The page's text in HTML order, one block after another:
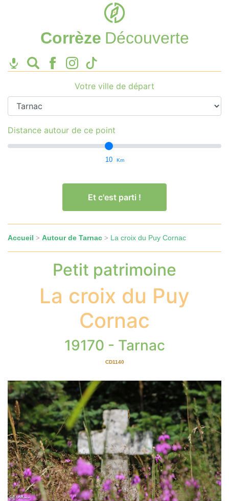
Corrèze Découverte
Votre ville de départ
Distance autour de ce point
10 Km
Et c'est parti !
Accueil > Autour de Tarnac > La croix du Puy Cornac
Petit patrimoine
La croix du Puy
Cornac
19170 - Tarnac
CD1140